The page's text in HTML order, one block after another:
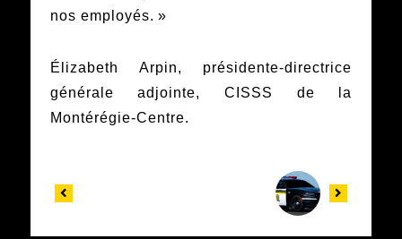
nos employés. »
Élizabeth Arpin, présidente-directrice
générale adjointe, CISSS de la
Montérégie-Centre.